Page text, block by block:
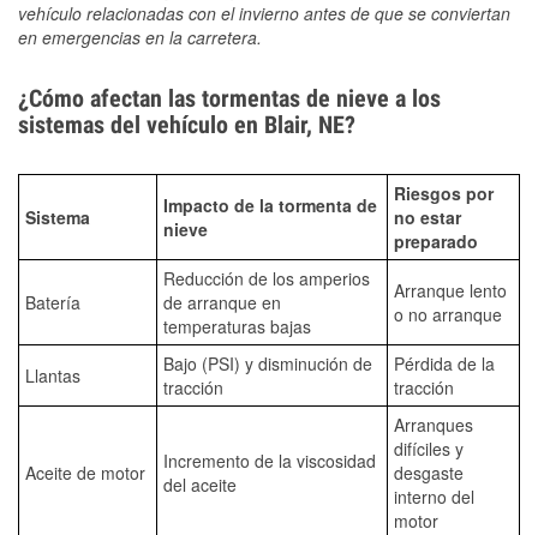
vehículo relacionadas con el invierno antes de que se conviertan
en emergencias en la carretera.
¿Cómo afectan las tormentas de nieve a los
sistemas del vehículo en Blair, NE?
Sistema
Impacto de la tormenta de
nieve
Riesgos por
no estar
preparado
Batería
Reducción de los amperios
de arranque en
temperaturas bajas
Arranque lento
o no arranque
Llantas
Bajo (PSI) y disminución de
tracción
Pérdida de la
tracción
Aceite de motor
Incremento de la viscosidad
del aceite
Arranques
difíciles y
desgaste
interno del
motor